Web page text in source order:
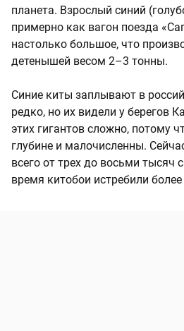
планета. Взрослый синий
примерно как вагон поезда
настолько большое, что
детенышей весом 2–3 тонны.
Синие киты заплывают в
редко, но их видели у берегов
этих гигантов сложно, потому
глубине и малочисленны.
всего от трех до восьми тысяч
время китобои истребили